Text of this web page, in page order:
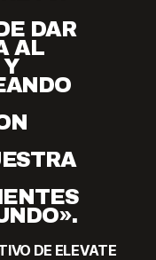
DAR
AL
Y
DE ELEVATE